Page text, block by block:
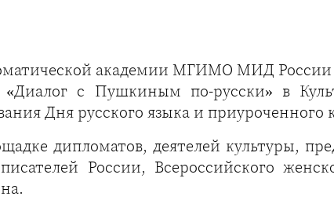
академии МГИМО МИД России
«Диалог с Пушкиным по-русски» в
Дня русского языка и
дипломатов, деятелей культуры,
России, Всероссийского